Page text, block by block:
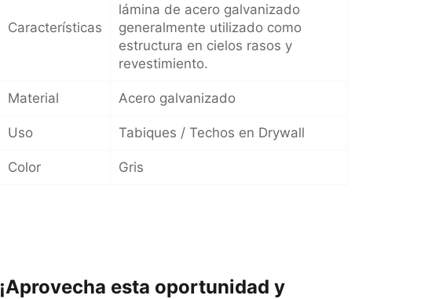
Características
lámina de acero galvanizado
generalmente utilizado como
estructura en cielos rasos y
revestimiento.
Material Acero galvanizado
Uso Tabiques / Techos en Drywall
Color Gris
¡Aprovecha esta oportunidad y